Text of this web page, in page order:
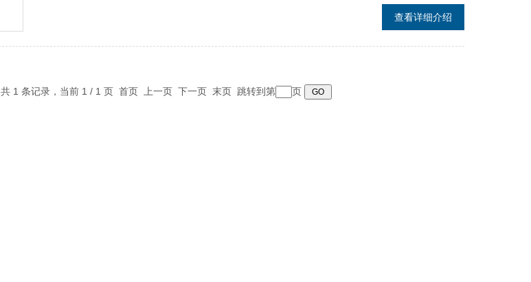
查看详细介绍
共 1 条记录，当前 1 / 1 页 首页 上一页 下一页 末页 跳转到第 页